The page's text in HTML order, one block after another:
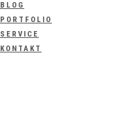
BLOG
PORTFOLIO
SERVICE
KONTAKT